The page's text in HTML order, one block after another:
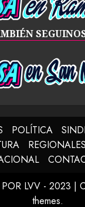
POLÍTICA
REGIONALES
LVV - 2023 |
themes.